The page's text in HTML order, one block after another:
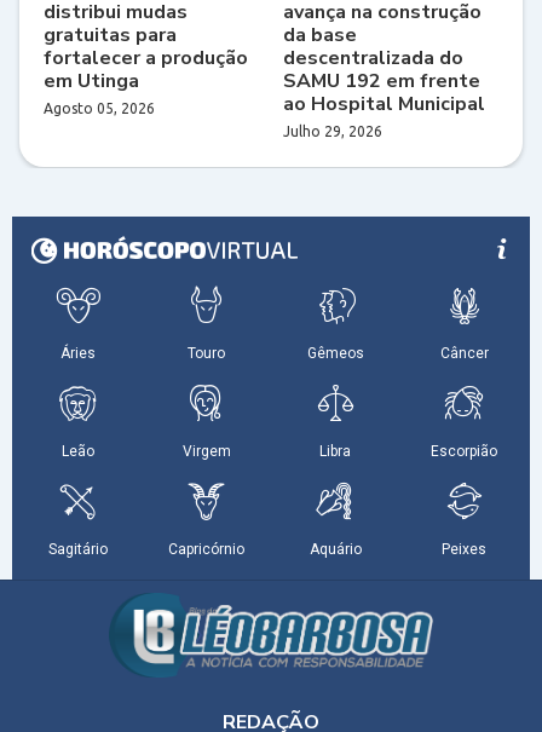
distribui mudas
gratuitas para
fortalecer a produção
em Utinga
Agosto 05, 2026
avança na construção
da base
descentralizada do
SAMU 192 em frente
ao Hospital Municipal
Julho 29, 2026
REDAÇÃO